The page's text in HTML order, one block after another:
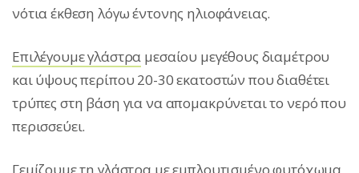
νότια έκθεση λόγω έντονης ηλιοφάνειας.
Eπιλέγουμε γλάστρα μεσαίου μεγέθους διαμέτρου
και ύψους περίπου 20-30 εκατοστών που διαθέτει
τρύπες στη βάση για να απομακρύνεται το νερό που
περισσεύει.